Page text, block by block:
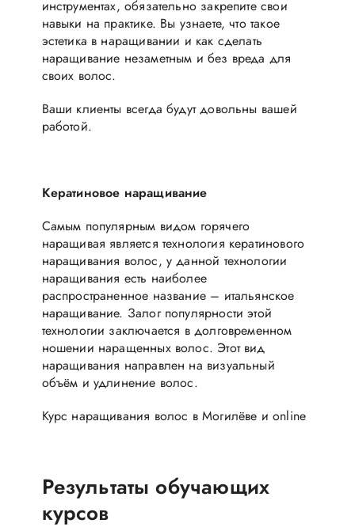
инструментах, обязательно закрепите свои
навыки на практике. Вы узнаете, что такое
эстетика в наращивании и как сделать
наращивание незаметным и без вреда для
своих волос.
Ваши клиенты всегда будут довольны вашей
работой.
Кератиновое наращивание
Самым популярным видом горячего
наращивая является технология кератинового
наращивания волос, у данной технологии
наращивания есть наиболее
распространенное название – итальянское
наращивание. Залог популярности этой
технологии заключается в долговременном
ношении наращенных волос. Этот вид
наращивания направлен на визуальный
объём и удлинение волос.
Курс наращивания волос в Могилёве и online
Результаты обучающих
курсов